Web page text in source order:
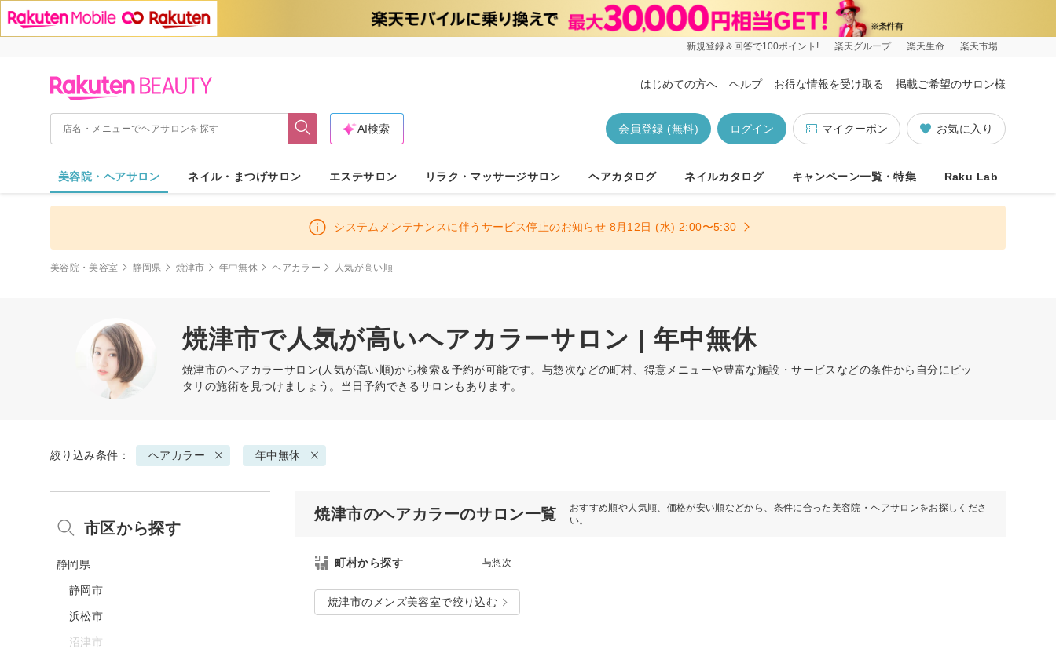
新規登録＆回答で100ポイント! 楽天グループ 楽天生命 楽天市場
はじめての方へ ヘルプ お得な情報を受け取る 掲載ご希望のサロン様
お気に入り
マイクーポン
ログイン
会員登録 (無料)
AI検索
美容院・ヘアサロン ネイル・まつげサロン エステサロン リラク・マッサージサロン ヘアカタログ ネイルカタログ キャンペーン一覧・特集 Raku Lab
システムメンテナンスに伴うサービス停止のお知らせ 8月12日 (水) 2:00〜5:30
美容院・美容室 静岡県 焼津市 年中無休 ヘアカラー 人気が高い順
焼津市で人気が高いヘアカラーサロン | 年中無休
焼津市のヘアカラーサロン(人気が高い順)から検索＆予約が可能です。与惣次などの町村、得意メニューや豊富な施設・サービスなどの条件から自分にピッ
タリの施術を見つけましょう。当日予約できるサロンもあります。
絞り込み条件： ヘアカラー 年中無休
焼津市のヘアカラーのサロン一覧
おすすめ順や人気順、価格が安い順などから、条件に合った美容院・ヘアサロンをお探しくださ
い。
町村から探す 与惣次
焼津市のメンズ美容室で絞り込む
市区から探す
静岡県
静岡市
浜松市
沼津市